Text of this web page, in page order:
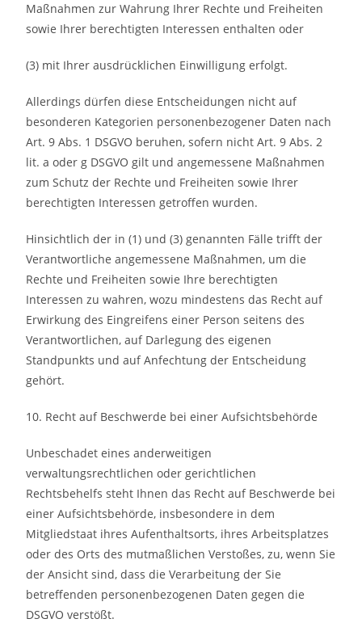
Maßnahmen zur Wahrung Ihrer Rechte und Freiheiten
sowie Ihrer berechtigten Interessen enthalten oder
(3) mit Ihrer ausdrücklichen Einwilligung erfolgt.
Allerdings dürfen diese Entscheidungen nicht auf
besonderen Kategorien personenbezogener Daten nach
Art. 9 Abs. 1 DSGVO beruhen, sofern nicht Art. 9 Abs. 2
lit. a oder g DSGVO gilt und angemessene Maßnahmen
zum Schutz der Rechte und Freiheiten sowie Ihrer
berechtigten Interessen getroffen wurden.
Hinsichtlich der in (1) und (3) genannten Fälle trifft der
Verantwortliche angemessene Maßnahmen, um die
Rechte und Freiheiten sowie Ihre berechtigten
Interessen zu wahren, wozu mindestens das Recht auf
Erwirkung des Eingreifens einer Person seitens des
Verantwortlichen, auf Darlegung des eigenen
Standpunkts und auf Anfechtung der Entscheidung
gehört.
10. Recht auf Beschwerde bei einer Aufsichtsbehörde
Unbeschadet eines anderweitigen
verwaltungsrechtlichen oder gerichtlichen
Rechtsbehelfs steht Ihnen das Recht auf Beschwerde bei
einer Aufsichtsbehörde, insbesondere in dem
Mitgliedstaat ihres Aufenthaltsorts, ihres Arbeitsplatzes
oder des Orts des mutmaßlichen Verstoßes, zu, wenn Sie
der Ansicht sind, dass die Verarbeitung der Sie
betreffenden personenbezogenen Daten gegen die
DSGVO verstößt.